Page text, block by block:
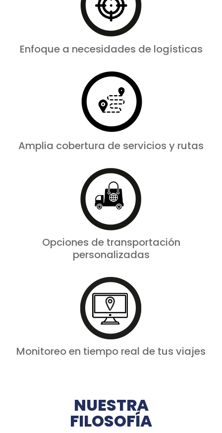
Enfoque a necesidades de logísticas
Amplia cobertura de servicios y rutas
Opciones de transportación
personalizadas
Monitoreo en tiempo real de tus viajes
NUESTRA
FILOSOFÍA